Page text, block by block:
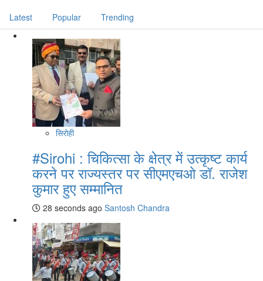
Latest Popular Trending
सिरोही
#Sirohi : चिकित्सा के क्षेत्र में उत्कृष्ट कार्य
करने पर राज्यस्तर पर सीएमएचओ डॉ. राजेश
कुमार हुए सम्मानित
28 seconds ago Santosh Chandra